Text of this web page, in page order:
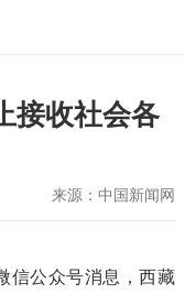
接收社会各
来源：​中国新闻网
信公众号消息，西藏